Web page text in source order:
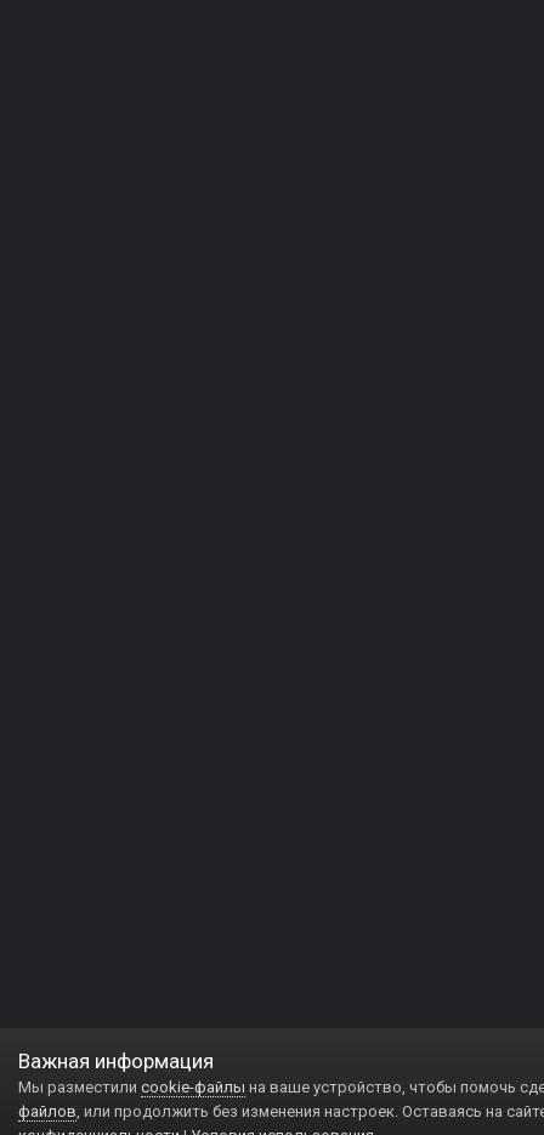
Важная информация
Мы разместили cookie-файлы на ваше устройство, чтобы помочь
файлов, или продолжить без изменения настроек. Оставаясь на